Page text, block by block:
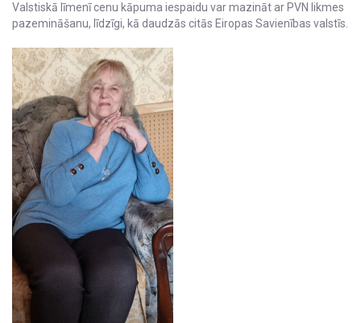
Valstiskā līmenī cenu kāpuma iespaidu var mazināt ar PVN likmes
pazemināšanu, līdzīgi, kā daudzās citās Eiropas Savienības valstīs.